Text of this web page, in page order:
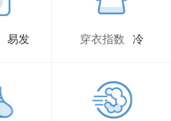
易发 穿衣指数 冷